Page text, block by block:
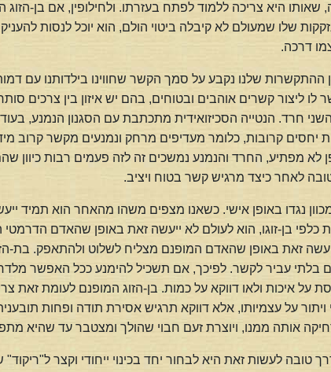
היא צריכה ללמוד לפתח בעזרתו. ולחילופין, אם בן-הזוג
שלו שמעולם לא קיבלה ביטוי הולם, הוא יוכל לנסות
דרכה.
ההתקשרות שלנו נקבע על סמך הקשר שחווינו בילדותנו עם
ליצור קשרים אוהבים ובטוחים, בהם יש איזון בין צרכים
חרד. הנטייה הסכיזואידית מתכתבת עם הסגנון הנמנע,
קרובות, כלומר מעדיפים מרחק ונמנעים מקשר קרוב
מפתיע, החרד והנמנע נמשכים זה לזה פעמים רבות כיוון
לאחר כיצד מרגיש קשר בטוח ויציב.
נגדו באופן אישי. כשאנו מצפים משהו מהאחר הוא תמיד
כלפי בן-זוגו, הוא לעולם לא ייעשה זאת באופן שהאדם הדרמטי
זאת באופן שהאדם המופנם מצליח לשלוט ולהתאפק. בת-
בלתי עביר לקשר. לפיכך, אם תשכיל להימנע ככל האפשר
על איכות ולאו דווקא על כמות. בן-הזוג המופנם לעומת זאת
על עצמיותו, אלא דווקא תרגיש אסירת תודה ופחות
אותה ממנו, ויוצרת זעם חבוי שהולך ומצטבר עד שהיא
לעשות זאת היא לבחור יחד בכינוי ייחודי וקצר